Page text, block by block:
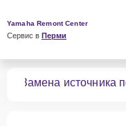
Yamaha Remont Center
Сервис в Перми
Замена источника